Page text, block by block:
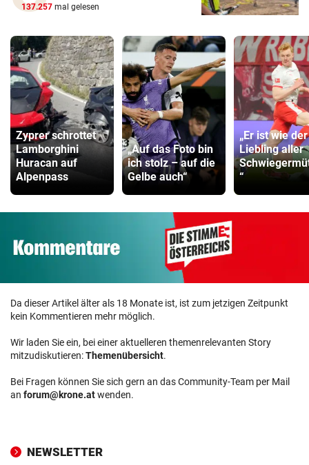
137.257 mal gelesen
Zyprer schrottet
Lamborghini
Huracan auf
Alpenpass
„Auf das Foto bin
ich stolz – auf die
Gelbe auch“
„Er ist wie der
Liebling aller
“
Da dieser Artikel älter als 18 Monate ist, ist zum jetzigen Zeitpunkt
kein Kommentieren mehr möglich.
Wir laden Sie ein, bei einer aktuelleren themenrelevanten Story
mitzudiskutieren:Themenübersicht.
Bei Fragen können Sie sich gern an das Community-Team per Mail
an forum@krone.atwenden.
NEWSLETTER